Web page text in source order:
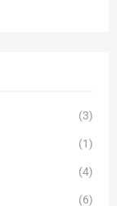
(3)
(1)
(4)
(6)